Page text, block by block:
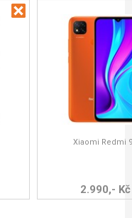
Xiaomi Redmi
2.990,- Kč